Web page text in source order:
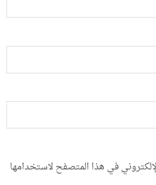
في هذا المتصفح لاستخدامها